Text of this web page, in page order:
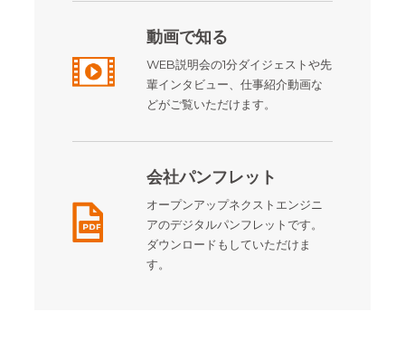
動画で知る
WEB説明会の1分ダイジェストや先
輩インタビュー、仕事紹介動画な
どがご覧いただけます。
会社パンフレット
オープンアップネクストエンジニ
アのデジタルパンフレットです。
ダウンロードもしていただけま
す。